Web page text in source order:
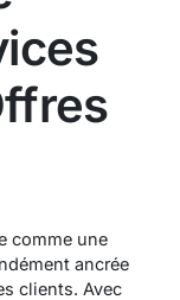
comme une
ancrée
clients. Avec